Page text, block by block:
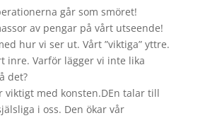
går som smöret!
av pengar på vårt utseende!
hur vi ser ut. Vårt ”viktiga” yttre.
inre. Varför lägger vi inte lika
det?
viktigt med konsten.DEn talar till
i oss. Den ökar vår